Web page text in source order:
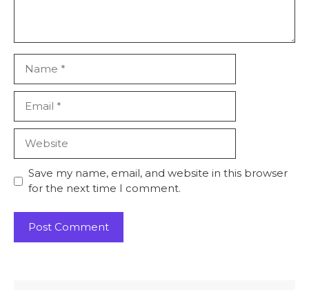
Save my name, email, and website in this browser
for the next time I comment.